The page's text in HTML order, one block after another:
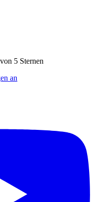
5 Sternen
an